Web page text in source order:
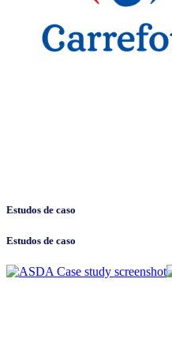
Estudos de caso
Estudos de caso